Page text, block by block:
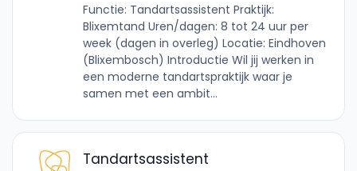
Functie: Tandartsassistent Praktijk:
Blixemtand Uren/dagen: 8 tot 24 uur per
week (dagen in overleg) Locatie: Eindhoven
(Blixembosch) Introductie Wil jij werken in
een moderne tandartspraktijk waar je
samen met een ambit...
Tandartsassistent